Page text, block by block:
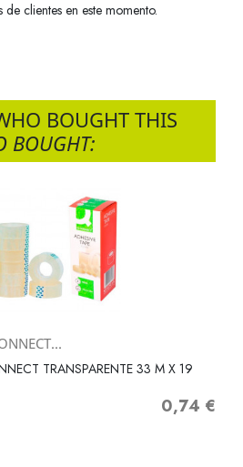
de clientes en este momento.
BOUGHT THIS
BOUGHT:
TRANSPARENTE 33 M X 19
Precio
0,74 €